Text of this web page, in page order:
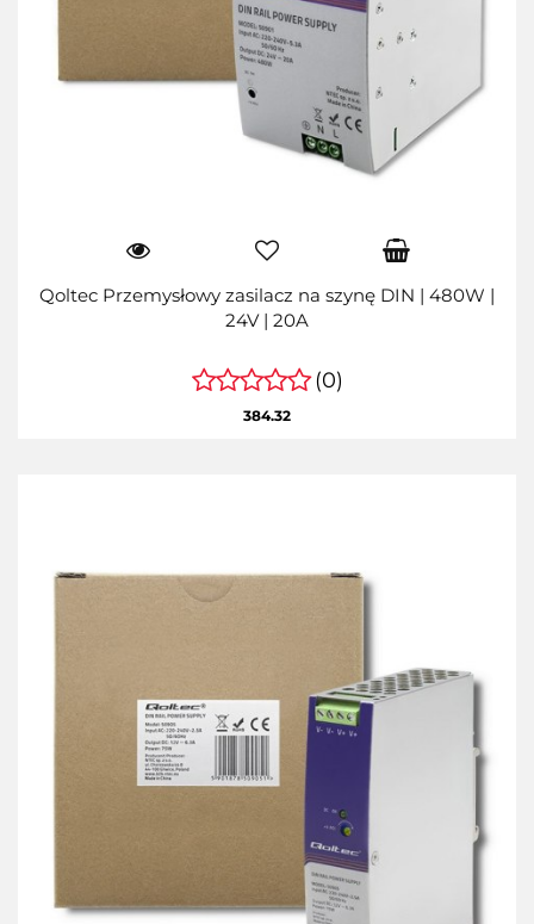
Qoltec Przemysłowy zasilacz na szynę DIN | 480W |
24V | 20A
(0)
384.32